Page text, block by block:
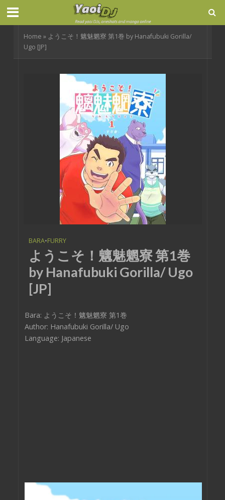
Home » ようこそ！魑魅魍寮 第1巻 by Hanafubuki Gorilla/
Ugo [JP]
BARA•FURRY
ようこそ！魑魅魍寮 第1巻
by Hanafubuki Gorilla/ Ugo
[JP]
Bara: ようこそ！魑魅魍寮 第1巻
Author: Hanafubuki Gorilla/ Ugo
Language: Japanese